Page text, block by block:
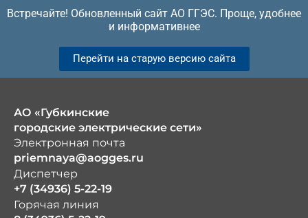
Перейти
Встречайте! Обновленный сайт АО ГГЭС. Проще, удобнее
и информативнее
Перейти на старую версию сайта
АО «Губкинские
городские электрические сети»
Электронная почта
priemnaya@aogges.ru
Диспетчер
+7 (34936) 5-22-19
Горячая линия